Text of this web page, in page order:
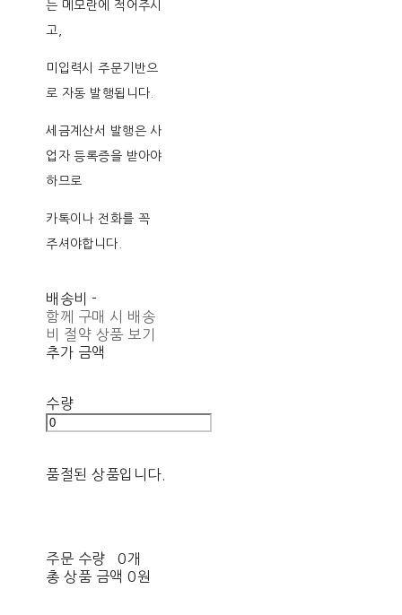
는 메모란에 적어주시
고,
미입력시 주문기반으
로 자동 발행됩니다.
세금계산서 발행은 사
업자 등록증을 받아야
하므로
카톡이나 전화를 꼭
주셔야합니다.
배송비 -
함께 구매 시 배송
비 절약 상품 보기
추가 금액
수량
품절된 상품입니다.
주문 수량
0개
총 상품 금액 0원